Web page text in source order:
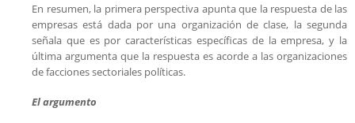
En resumen, la primera perspectiva apunta que la respuesta de las
empresas está dada por una organización de clase, la segunda
señala que es por características específicas de la empresa, y la
última argumenta que la respuesta es acorde a las organizaciones
de facciones sectoriales políticas.
El argumento